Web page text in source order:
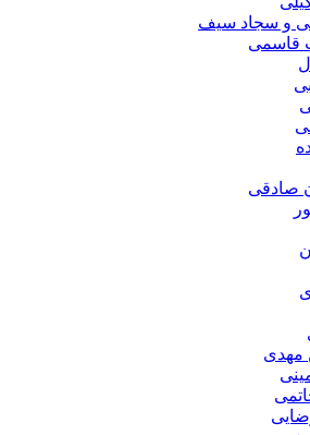
و سجاد سیف
قاسمی
صادقی
مهدی